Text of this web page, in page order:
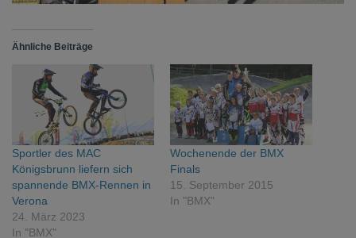
Ähnliche Beiträge
Sportler des MAC
Königsbrunn liefern sich
spannende BMX-Rennen in
Verona
24. März 2023
In "BMX"
Wochenende der BMX
Finals
15. September 2015
In "BMX"